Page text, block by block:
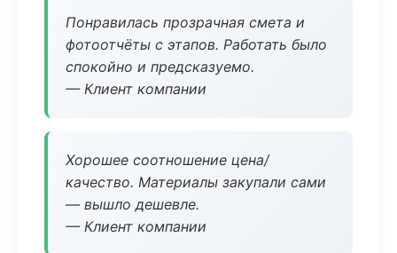
Понравилась прозрачная смета и
фотоотчёты с этапов. Работать было
спокойно и предсказуемо.
— Клиент компании
Хорошее соотношение цена/
качество. Материалы закупали сами
— вышло дешевле.
— Клиент компании